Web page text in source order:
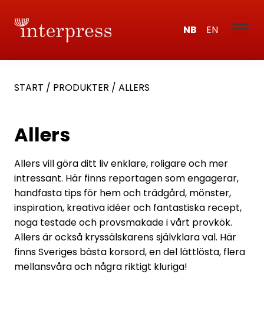
NB EN
START / PRODUKTER / ALLERS
Allers
Allers vill göra ditt liv enklare, roligare och mer
intressant. Här finns reportagen som engagerar,
handfasta tips för hem och trädgård, mönster,
inspiration, kreativa idéer och fantastiska recept,
noga testade och provsmakade i vårt provkök.
Allers är också kryssälskarens självklara val. Här
finns Sveriges bästa korsord, en del lättlösta, flera
mellansvåra och några riktigt kluriga!